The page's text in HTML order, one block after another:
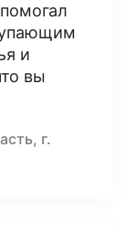
и
вы
г.